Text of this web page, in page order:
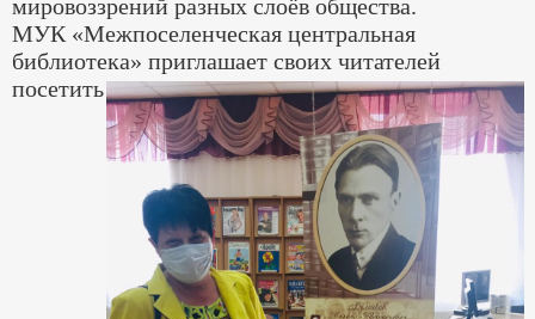
мировоззрений разных слоёв общества.
МУК «Межпоселенческая центральная
библиотека» приглашает своих читателей
посетить